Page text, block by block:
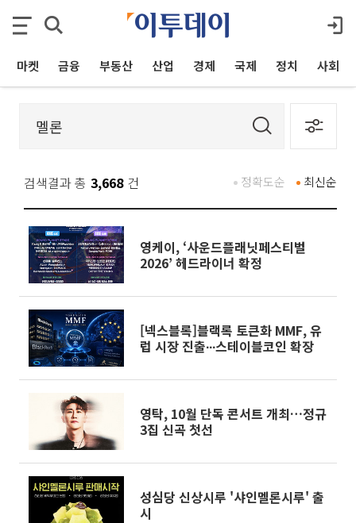
마켓 금융 부동산 산업 경제 국제 정치 사회
검색결과 총 3,668 건 최신순
정확도순
영케이, ‘사운드플래닛페스티벌
2026’ 헤드라이너 확정
[넥스블록]블랙록 토큰화 MMF, 유
럽 시장 진출∙∙∙스테이블코인 확장
영탁, 10월 단독 콘서트 개최…정규
3집 신곡 첫선
성심당 신상시루 '샤인멜론시루' 출
시